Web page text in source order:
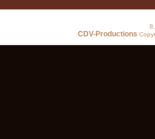
CDV-Productions